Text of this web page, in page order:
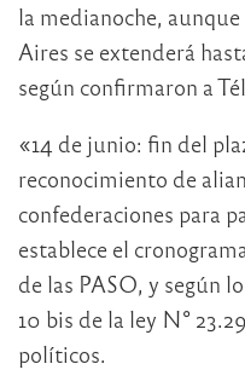
la medianoche,
Aires se extenderá
según confirmaron a
«14 de junio: fin del
reconocimiento de
confederaciones para
establece el
de las PASO, y según
10 bis de la ley N°
políticos.